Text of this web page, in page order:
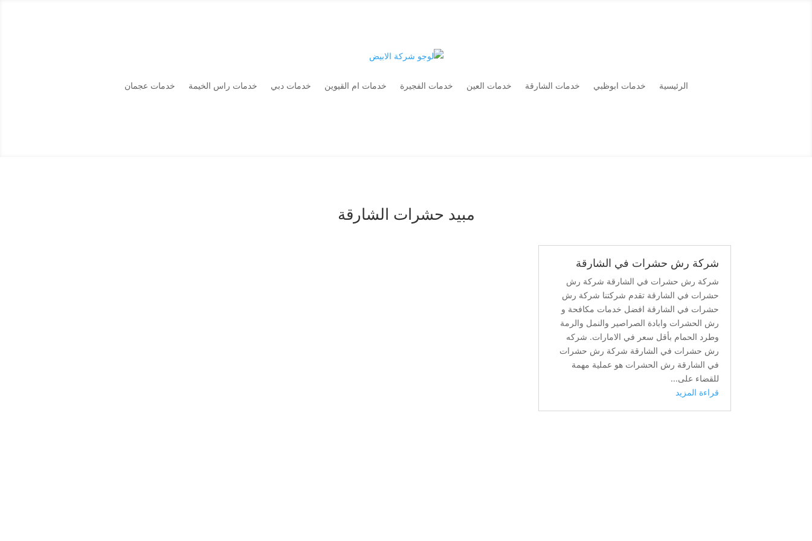
الرئيسية خدمات ابوظبي خدمات الشارقة خدمات العين خدمات الفجيرة خدمات ام القيوين خدمات دبي خدمات راس الخيمة خدمات عجمان
مبيد حشرات الشارقة
شركة رش حشرات في الشارقة
شركة رش حشرات في الشارقة شركة رش
حشرات في الشارقة تقدم شركتنا شركة رش
حشرات في الشارقة افضل خدمات مكافحة و
رش الحشرات وابادة الصراصير والنمل والرمة
وطرد الحمام بأقل سعر في الامارات. شركه
رش حشرات في الشارقة شركة رش حشرات
في الشارقة رش الحشرات هو عملية مهمة
للقضاء على...
قراءة المزيد